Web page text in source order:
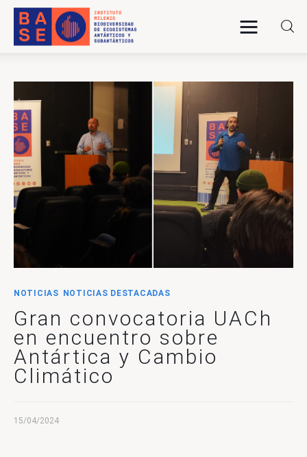
SOMOS
INVESTIGACIÓN
PUBLICACIONES
COLABORACIÓN
COMUNICACIONES
NOTICIAS NOTICIAS DESTACADAS
Gran convocatoria UACh
en encuentro sobre
Antártica y Cambio
Climático
15/04/2024